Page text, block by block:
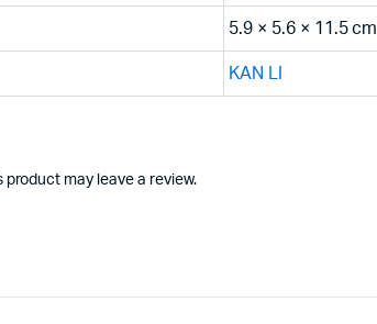
5.9 × 5.6 × 11.5 cm
KAN LI
may leave a review.